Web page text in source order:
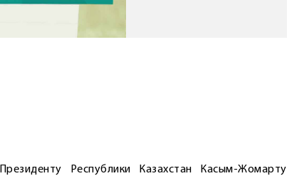
Республики Казахстан Касым-Жомарту